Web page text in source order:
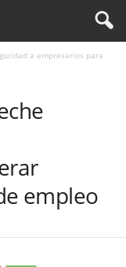
a empresarios para
empleo